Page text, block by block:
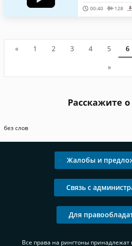
00:40 128
« 1 2 3 4 5 6
»
Расскажите о
без слов
Жалобы и
Связь с
Для
Все права на рингтоны